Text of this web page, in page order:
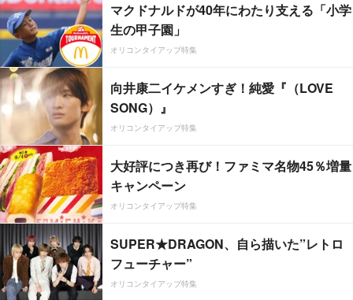
マクドナルドが40年にわたり支える「小学
生の甲子園」
オリコンタイアップ特集
向井康二イケメンすぎ！純愛『（LOVE
SONG）』
オリコンタイアップ特集
大好評につき再び！ファミマ名物45％増量
キャンペーン
オリコンタイアップ特集
SUPER★DRAGON、自ら描いた”レトロ
フューチャー”
オリコンタイアップ特集